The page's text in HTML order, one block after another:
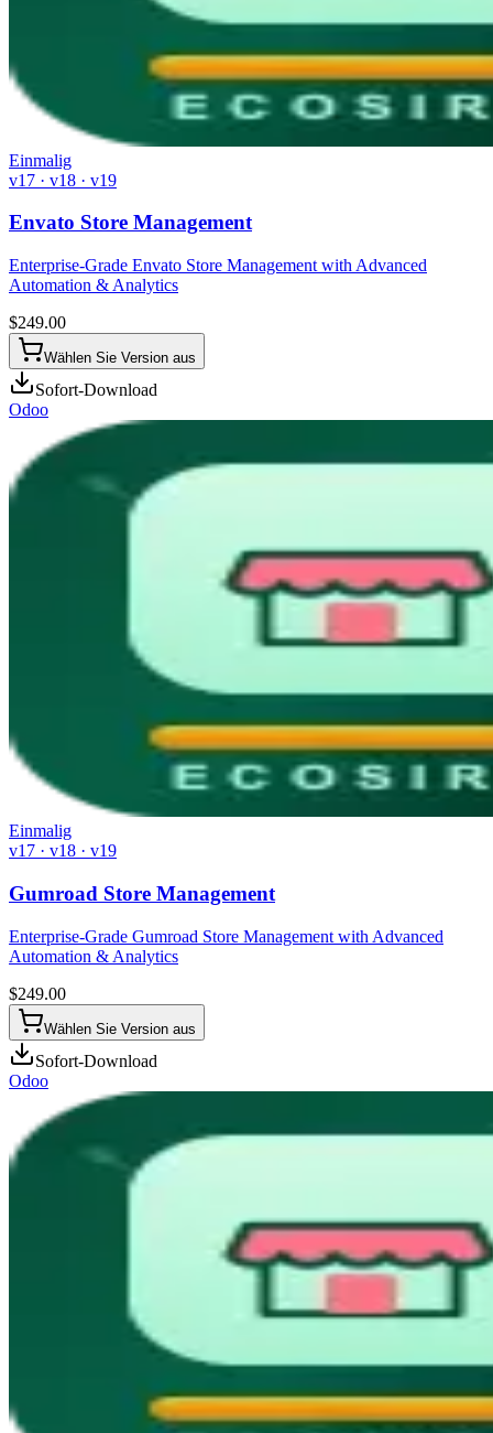
Einmalig
v17 · v18 · v19
Envato Store Management
Enterprise-Grade Envato Store Management with Advanced
Automation & Analytics
$249.00
Wählen Sie Version aus
Sofort-Download
Odoo
Einmalig
v17 · v18 · v19
Gumroad Store Management
Enterprise-Grade Gumroad Store Management with Advanced
Automation & Analytics
$249.00
Wählen Sie Version aus
Sofort-Download
Odoo